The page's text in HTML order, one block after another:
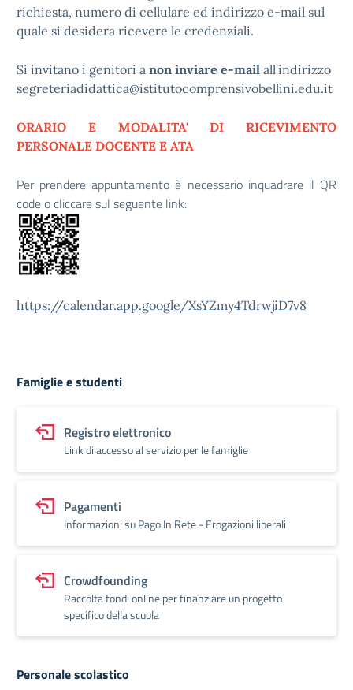
richiesta, numero di cellulare ed indirizzo e-mail sul
quale si desidera ricevere le credenziali.
Si invitano i genitori a non inviare e-mail all’indirizzo
segreteriadidattica@istitutocomprensivobellini.edu.it
ORARIO E MODALITA' DI RICEVIMENTO
PERSONALE DOCENTE E ATA
Per prendere appuntamento è necessario inquadrare il QR
code o cliccare sul seguente link:
https://calendar.app.google/XsYZmy4TdrwjiD7v8
Famiglie e studenti
Registro elettronico
Link di accesso al servizio per le famiglie
Pagamenti
Informazioni su Pago In Rete - Erogazioni liberali
Crowdfounding
Raccolta fondi online per finanziare un progetto
specifico della scuola
Personale scolastico